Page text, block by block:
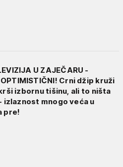
U ZAJEČARU -
Crni džip kruži
izbornu tišinu, ali to ništa
izlaznost mnogo veća u
pre!